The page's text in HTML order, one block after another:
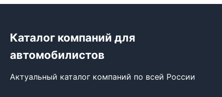
Каталог компаний для
автомобилистов
Актуальный каталог компаний по всей России